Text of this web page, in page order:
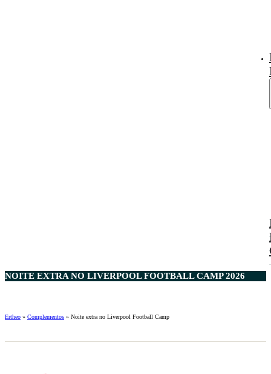
NOITE EXTRA NO LIVERPOOL FOOTBALL CAMP 2026
Ertheo » Complementos » Noite extra no Liverpool Football Camp